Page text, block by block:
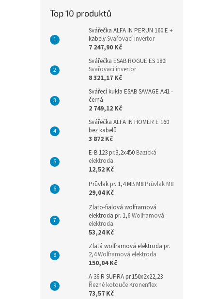
Top 10 produktů
Svářečka ALFA IN PERUN 160 E +
kabelySvařovací invertor
7 247,90 Kč
Svářečka ESAB ROGUE ES 180i
Svařovací invertor
8 321,17 Kč
Svářecí kukla ESAB SAVAGE A41 -
černá
2 749,12 Kč
Svářečka ALFA IN HOMER E 160
bez kabelů
3 872 Kč
E-B 123 pr.3,2x450 Bazická
elektroda
12,52 Kč
Průvlak pr. 1,4 MB M8 Průvlak M8
29,04 Kč
Zlato-fialová wolframová
elektroda pr. 1,6Wolframová
elektroda
53,24 Kč
Zlatá wolframová elektroda pr.
2,4Wolframová elektroda
150,04 Kč
A 36 R SUPRA pr.150x2x22,23
Řezné kotouče Kronenflex
73,57 Kč